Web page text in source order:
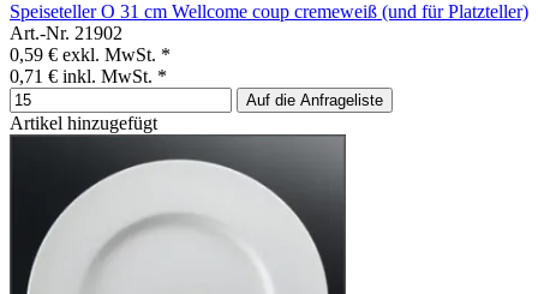
Speiseteller O 31 cm Wellcome coup cremeweiß (und für Platzteller)
Art.-Nr. 21902
0,59 € exkl. MwSt. *
0,71 € inkl. MwSt. *
Auf die Anfrageliste
Artikel hinzugefügt